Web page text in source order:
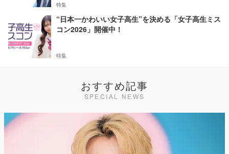
特集
“日本一かわいい女子高生”を決める「女子高生ミス
コン2026」開催中！
特集
おすすめ記事
SPECIAL NEWS